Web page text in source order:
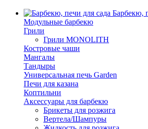
Барбекю,
Модульные барбекю
Грили
Грили MONOLITH
Костровые чаши
Мангалы
Тандыры
Универсальная печь Garden
Печи для казана
Коптильни
Аксессуары для барбекю
Брикеты для розжига
Вертела/Шампуры